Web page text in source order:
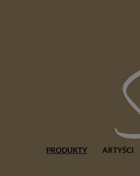
PRODUKTY ARTYŚCI